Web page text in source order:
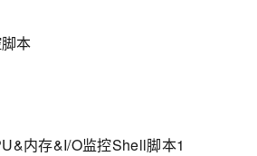
本
内存&I/O监控Shell脚本1